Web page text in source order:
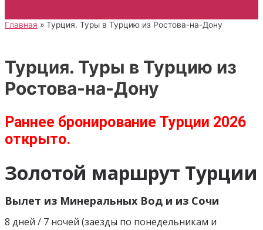
Главная Турция. Туры в Турцию из Ростова-на-Дону
Турция. Туры в Турцию из
Ростова-на-Дону
Раннее бронирование Турции 2026
открыто.
Золотой маршрут Турции
Вылет из Минеральных Вод и из Сочи
8 дней / 7 ночей (заезды по понедельникам и